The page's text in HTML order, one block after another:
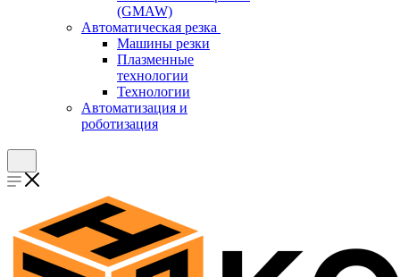
(GMAW)
Автоматическая резка
Машины резки
Плазменные
технологии
Технологии
Автоматизация и
роботизация